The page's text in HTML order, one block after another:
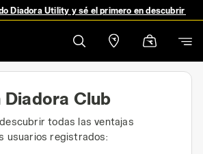
Diadora Utility y sé el primero en descubrir
Club
todas las ventajas
usuarios registrados: